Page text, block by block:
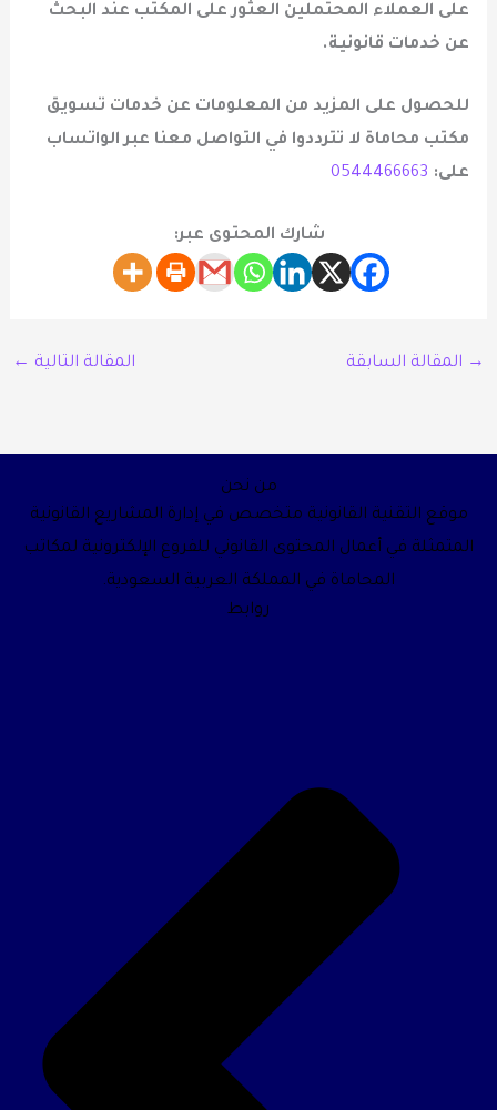
على العملاء المحتملين العثور على المكتب عند البحث
عن خدمات قانونية.
للحصول على المزيد من المعلومات عن خدمات تسويق
مكتب محاماة لا تترددوا في التواصل معنا عبر الواتساب
على:
0544466663
شارك المحتوى عبر:
→ المقالة السابقة المقالة التالية ←
من نحن
موقع التقنية القانونية متخصص في إدارة المشاريع القانونية
المتمثلة في أعمال المحتوى القانوني للفروع الإلكترونية لمكاتب
المحاماة في المملكة العربية السعودية.
روابط